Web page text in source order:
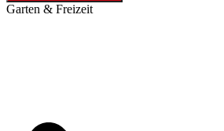
Garten & Freizeit